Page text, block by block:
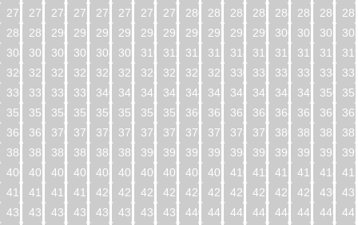
272
273 274 275 276 277 278 279 280 281 282 283 284 285 286
288
289 290 291 292 293 294 295 296 297 298 299 300 301 302
304
305 306 307 308 309 310 311 312 313 314 315 316 317 318
320
321 322 323 324 325 326 327 328 329 330 331 332 333 334
336
337 338 339 340 341 342 343 344 345 346 347 348 349 350
352
353 354 355 356 357 358 359 360 361 362 363 364 365 366
368
369 370 371 372 373 374 375 376 377 378 379 380 381 382
384
385 386 387 388 389 390 391 392 393 394 395 396 397 398
400
401 402 403 404 405 406 407 408 409 410 411 412 413 414
416
417 418 419 420 421 422 423 424 425 426 427 428 429 430
432
433 434 435 436 437 438 439 440 441 442 443 444 445 446